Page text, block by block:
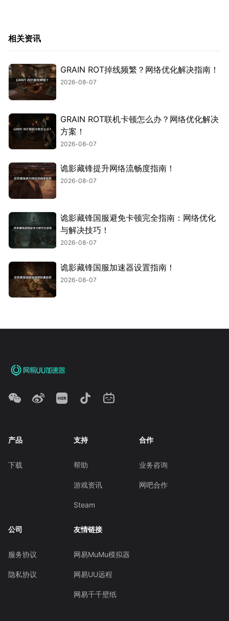
相关资讯
GRAIN ROT掉线频繁？网络优化解决指南！
2026-08-07
GRAIN ROT联机卡顿怎么办？网络优化解决
方案！
2026-08-07
诡影藏锋提升网络流畅度指南！
2026-08-07
诡影藏锋国服避免卡顿完全指南：网络优化
与解决技巧！
2026-08-07
诡影藏锋国服加速器设置指南！
2026-08-07
产品
下载
支持
帮助
游戏资讯
Steam
合作
业务咨询
网吧合作
公司
服务协议
隐私协议
友情链接
网易MuMu模拟器
网易UU远程
网易千千壁纸